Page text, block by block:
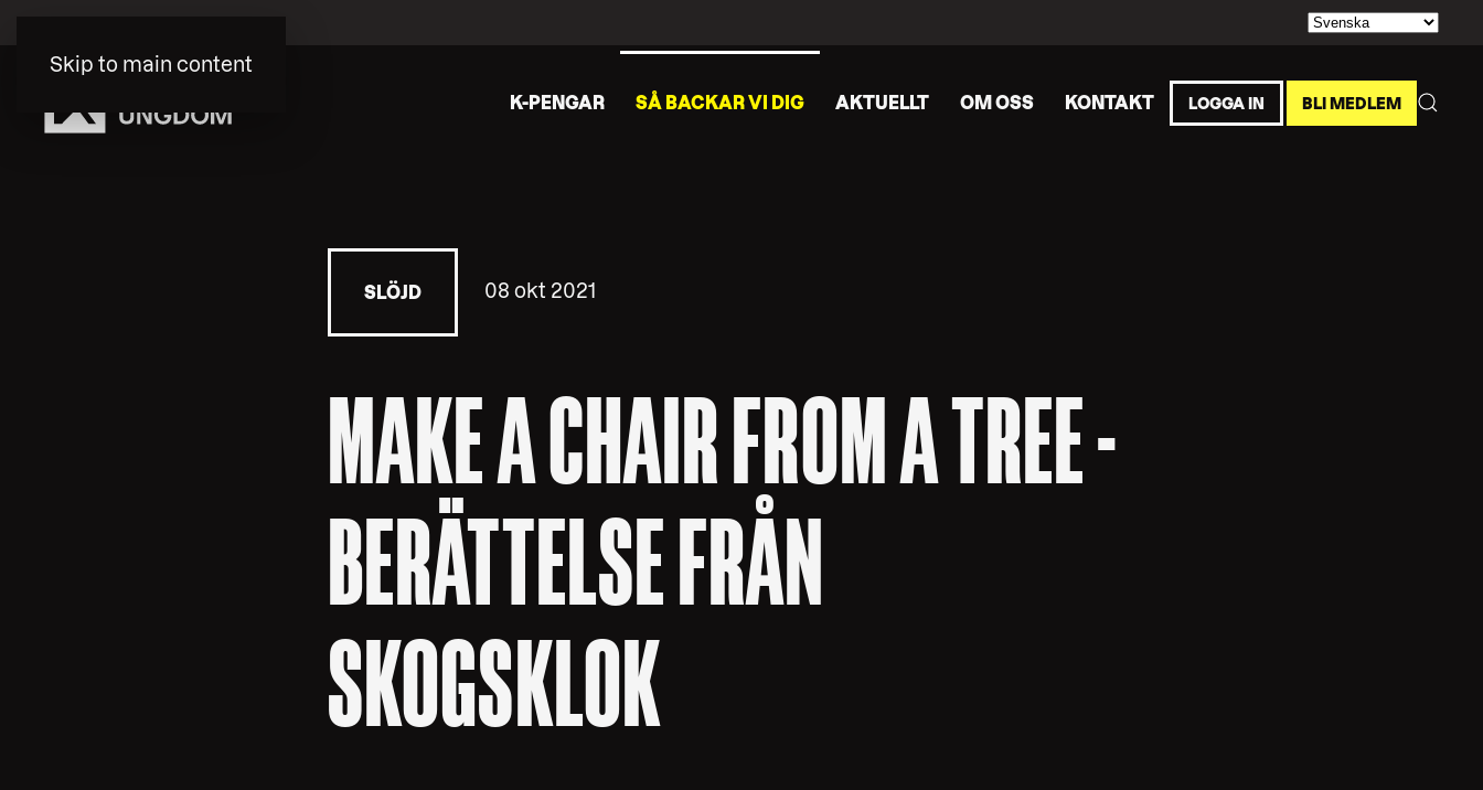
Skip to main content
K-PENGAR SÅ BACKAR VI DIG AKTUELLT OM OSS KONTAKT LOGGA IN BLI MEDLEM
SLÖJD 08 okt 2021
MAKE A CHAIR FROM A TREE -
BERÄTTELSE FRÅN
SKOGSKLOK